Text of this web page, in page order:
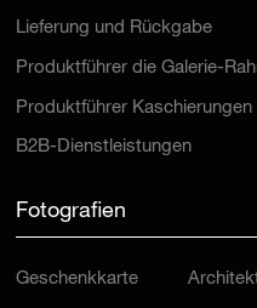
Lieferung und Rückgabe
Produktführer die Galerie-
Produktführer Kaschierungen
B2B-Dienstleistungen
Fotografien
Geschenkkarte